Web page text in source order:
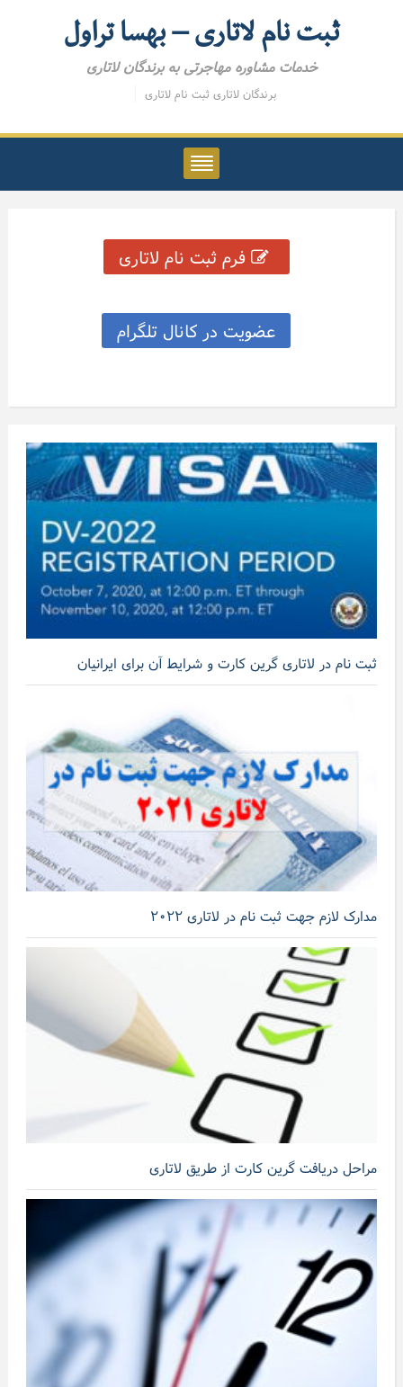
ثبت نام لاتاری – بهسا تراول
خدمات مشاوره مهاجرتی به برندگان لاتاری
برندگان لاتاری ثبت نام لاتاری
فرم ثبت نام لاتاری
عضویت در کانال تلگرام
ثبت نام در لاتاری گرین کارت و شرایط آن برای ایرانیان
مدارک لازم جهت ثبت نام در لاتاری ۲۰۲۲
مراحل دریافت گرین کارت از طریق لاتاری